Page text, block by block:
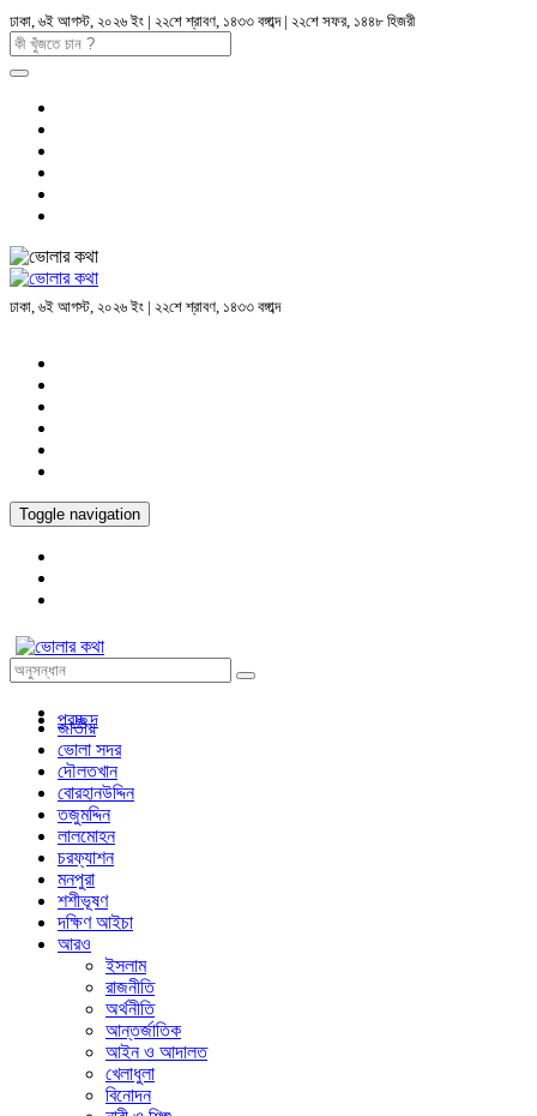
ঢাকা, ৬ই আগস্ট, ২০২৬ ইং | ২২শে শ্রাবণ, ১৪৩৩ বঙ্গাব্দ | ২২শে সফর, ১৪৪৮ হিজরী
ঢাকা, ৬ই আগস্ট, ২০২৬ ইং | ২২শে শ্রাবণ, ১৪৩৩ বঙ্গাব্দ
Toggle navigation
প্রচ্ছদ
জাতীয়
ভোলা সদর
দৌলতখান
বোরহানউদ্দিন
তজুমদ্দিন
লালমোহন
চরফ্যাশন
মনপুরা
শশীভূষণ
দক্ষিণ আইচা
আরও
ইসলাম
রাজনীতি
অর্থনীতি
আন্তর্জাতিক
আইন ও আদালত
খেলাধুলা
বিনোদন